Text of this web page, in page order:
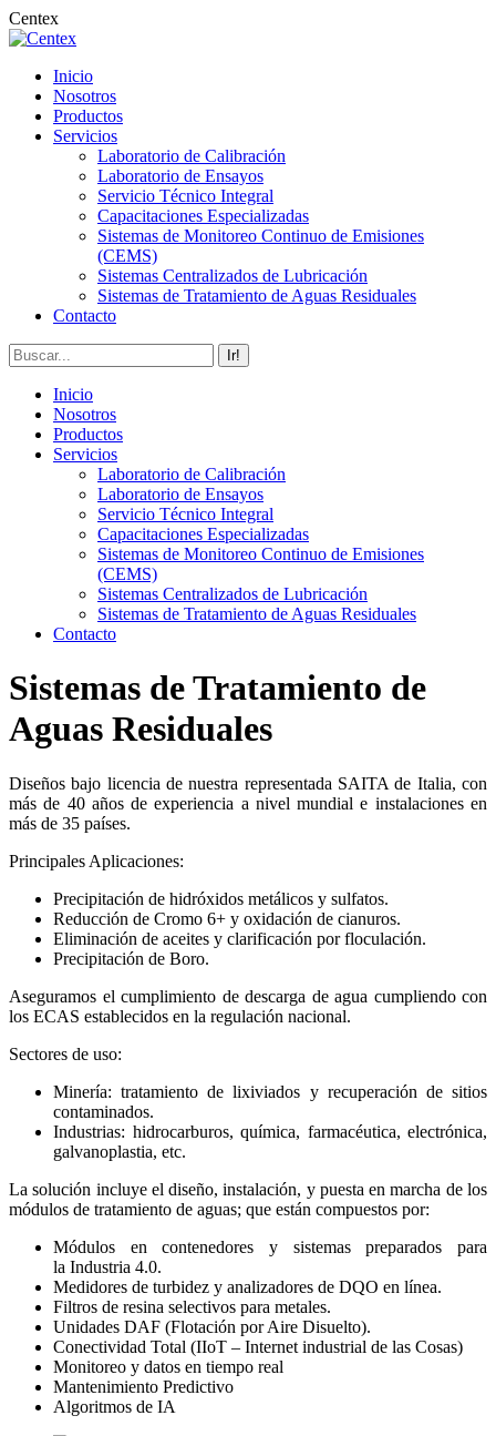
Saltar
al
Centex
Inicio
Nosotros
Productos
Servicios
Laboratorio de Calibración
Laboratorio de Ensayos
Servicio Técnico Integral
Capacitaciones Especializadas
Sistemas de Monitoreo Continuo de Emisiones
(CEMS)
Sistemas Centralizados de Lubricación
Sistemas de Tratamiento de Aguas Residuales
Contacto
Buscar:
Inicio
Nosotros
Productos
Servicios
Laboratorio de Calibración
Laboratorio de Ensayos
Servicio Técnico Integral
Capacitaciones Especializadas
Sistemas de Monitoreo Continuo de Emisiones
(CEMS)
Sistemas Centralizados de Lubricación
Sistemas de Tratamiento de Aguas Residuales
Contacto
Sistemas de Tratamiento de
Aguas Residuales
Diseños bajo licencia de nuestra representada SAITA de Italia, con
más de 40 años de experiencia a nivel mundial e instalaciones en
más de 35 países.
Principales Aplicaciones:
Precipitación de hidróxidos metálicos y sulfatos.
Reducción de Cromo 6+ y oxidación de cianuros.
Eliminación de aceites y clarificación por floculación.
Precipitación de Boro.
Aseguramos el cumplimiento de descarga de agua cumpliendo con
los ECAS establecidos en la regulación nacional.
Sectores de uso:
Minería: tratamiento de lixiviados y recuperación de sitios
contaminados.
Industrias: hidrocarburos, química, farmacéutica, electrónica,
galvanoplastia, etc.
La solución incluye el diseño, instalación, y puesta en marcha de los
módulos de tratamiento de aguas; que están compuestos por:
Módulos en contenedores y sistemas preparados para
la Industria 4.0.
Medidores de turbidez y analizadores de DQO en línea.
Filtros de resina selectivos para metales.
Unidades DAF (Flotación por Aire Disuelto).
Conectividad Total (IIoT – Internet industrial de las Cosas)
Monitoreo y datos en tiempo real
Mantenimiento Predictivo
Algoritmos de IA